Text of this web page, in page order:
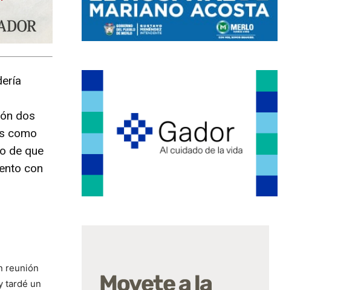
dos
como
de que
con
reunión
tardé un